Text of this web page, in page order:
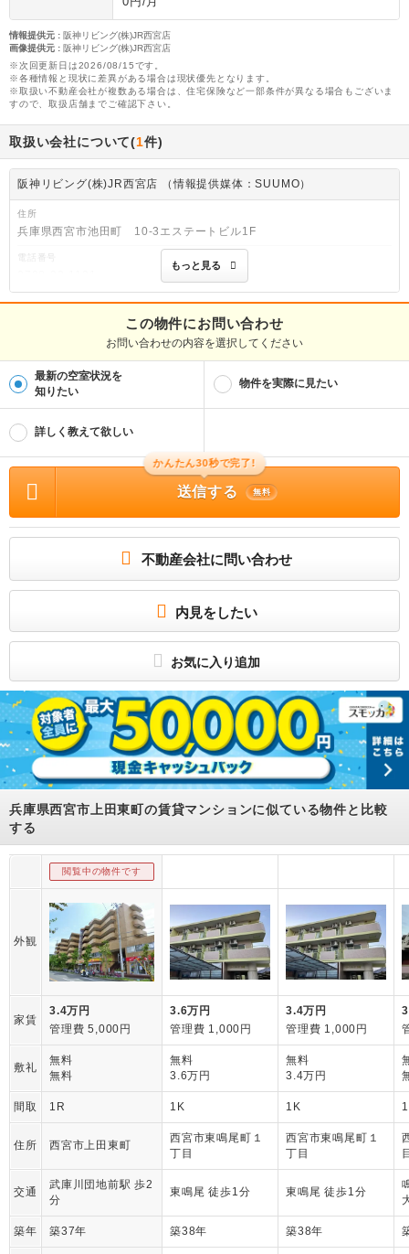
情報提供元 : 阪神リビング(株)JR西宮店
画像提供元 : 阪神リビング(株)JR西宮店
※次回更新日は2026/08/15です。
※各種情報と現状に差異がある場合は現状優先となります。
※取扱い不動産会社が複数ある場合は、住宅保険など一部条件が異なる場合もございま
すので、取扱店舗までご確認下さい。
取扱い会社について(1件)
阪神リビング(株)JR西宮店 （情報提供媒体：SUUMO）
住所
兵庫県西宮市池田町 10-3エステートビル1F
電話番号
免許番号
兵庫県知事(10)第201532号
仲介
物件管理番号
100459113528
※お問い合わせの際には、担当者へ物件管理番号をお伝えください。
物件の所在地 : 兵庫県西宮市上田東町 / 交通の利便 : 阪神武庫川線/武庫川団地前駅
歩2分、阪神本線/武庫川駅 歩25分、阪神本線/鳴尾・武庫川女子大前駅 歩28分 / 面
積 : 24.07m² / 築年月 : 1989年04月 / 賃料 : 3.4万円 / 管理費又は共益費等 : 5,0
00円 / 礼金等 : 無料 / 敷金 : 無料、保証金等 : 5.0万円、 償却、敷引 : － / 住宅総
合保険等の損害保険料 : 1.7万円2年 / その他 : オンライン内見可能・IT重説対応・
不動産歴10年以上のスタッフが複数在籍 ■現地待合せOK 室内清掃費用 25000
賃料40％（保証人無50％） 更新料10000円／年 口座振替手数料:440円/月 / 駐車
契約まで来店不要のオンライン対応も致しております。
現地集合で物件のご案内可能、また最寄駅（西宮市内）での待合せ・送迎も行って
おります。ご希望のお客様は、契約まで来店不要のオンライン対応も致しておりま
（一社）兵庫県宅地建物取引業協会会員
もっと見る
この物件にお問い合わせ
お問い合わせの内容を選択してください
最新の空室状況を
知りたい
物件を実際に見たい
詳しく教えて欲しい
かんたん30秒で完了!
送信する 無料
不動産会社に問い合わせ
内見をしたい
お気に入り追加
兵庫県西宮市上田東町の賃貸マンションに似ている物件と比較
する
閲覧中の物件です
外観
家賃
3.4万円
管理費 5,000円
3.6万円
管理費 1,000円
3.4万円
管理費 1,000円
敷礼
無料
無料
無料
3.6万円
無料
3.4万円
間取 1R 1K 1K
住所 西宮市上田東町
西宮市東鳴尾町１
丁目
西宮市東鳴尾町１
丁目
交通
武庫川団地前駅 歩2
分
東鳴尾 徒歩1分 東鳴尾 徒歩1分
築年 築37年 築38年 築38年